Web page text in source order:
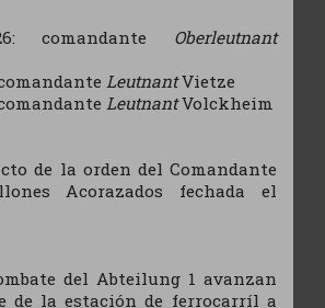
comandante Oberleutnant
LeutnantVietze
LeutnantVolckheim
de la orden del Comandante
Acorazados fechada el
del Abteilung 1 avanzan
de la estación de ferrocarríl a